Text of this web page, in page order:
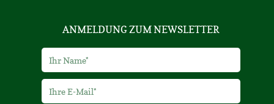
ANMELDUNG ZUM NEWSLETTER